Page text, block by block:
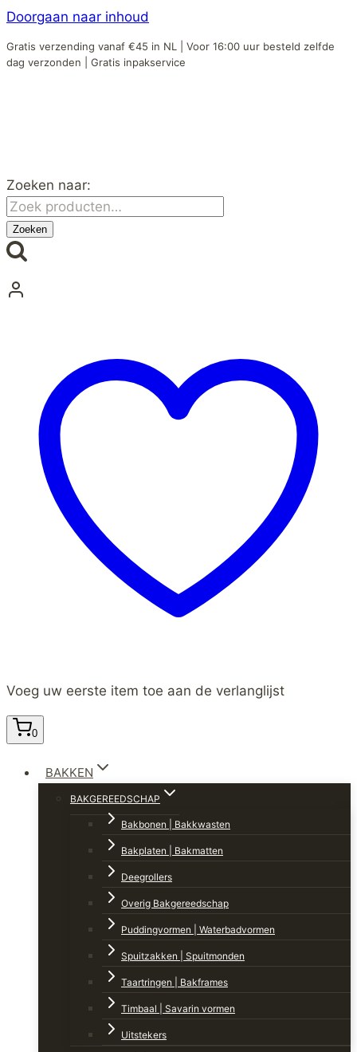
Doorgaan naar inhoud
Gratis verzending vanaf €45 in NL | Voor 16:00 uur besteld zelfde
dag verzonden | Gratis inpakservice
Zoeken naar:
Zoeken
Voeg uw eerste item toe aan de verlanglijst
0
BAKKEN
BAKGEREEDSCHAP
Bakbonen | Bakkwasten
Bakplaten | Bakmatten
Deegrollers
Overig Bakgereedschap
Puddingvormen | Waterbadvormen
Spuitzakken | Spuitmonden
Taartringen | Bakframes
Timbaal | Savarin vormen
Uitstekers